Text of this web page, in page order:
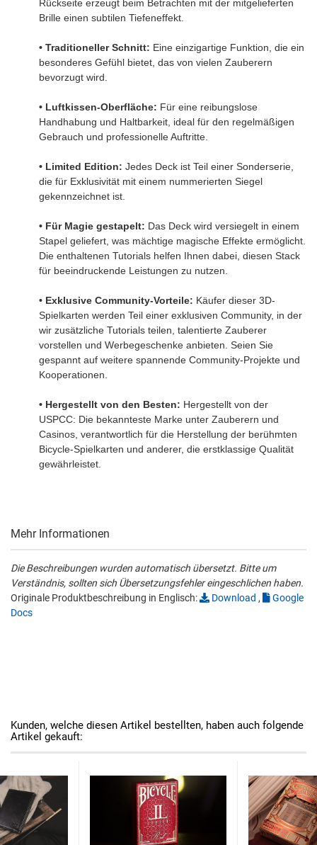
Rückseite erzeugt beim Betrachten mit der mitgelieferten
Brille einen subtilen Tiefeneffekt.
• Traditioneller Schnitt: Eine einzigartige Funktion, die ein
besonderes Gefühl bietet, das von vielen Zauberern
bevorzugt wird.
• Luftkissen-Oberfläche: Für eine reibungslose
Handhabung und Haltbarkeit, ideal für den regelmäßigen
Gebrauch und professionelle Auftritte.
• Limited Edition: Jedes Deck ist Teil einer Sonderserie,
die für Exklusivität mit einem nummerierten Siegel
gekennzeichnet ist.
• Für Magie gestapelt: Das Deck wird versiegelt in einem
Stapel geliefert, was mächtige magische Effekte ermöglicht.
Die enthaltenen Tutorials helfen Ihnen dabei, diesen Stack
für beeindruckende Leistungen zu nutzen.
• Exklusive Community-Vorteile: Käufer dieser 3D-
Spielkarten werden Teil einer exklusiven Community, in der
wir zusätzliche Tutorials teilen, talentierte Zauberer
vorstellen und Werbegeschenke anbieten. Seien Sie
gespannt auf weitere spannende Community-Projekte und
Kooperationen.
• Hergestellt von den Besten: Hergestellt von der
USPCC: Die bekannteste Marke unter Zauberern und
Casinos, verantwortlich für die Herstellung der berühmten
Bicycle-Spielkarten und anderer, die erstklassige Qualität
gewährleistet.
Mehr Informationen
Die Beschreibungen wurden automatisch übersetzt. Bitte um
Verständnis, sollten sich Übersetzungsfehler eingeschlichen haben.
Originale Produktbeschreibung in Englisch:
Download ,
Google
Docs
Kunden, welche diesen Artikel bestellten, haben auch folgende
Artikel gekauft: